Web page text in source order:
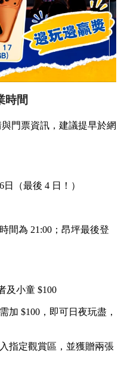
時間
門票資訊，建議提早於網
（最後 4 日！）
間為 21:00；昂坪最後登
及小童 $100
加 $100，即可日夜玩盡，
指定觀賞區，並獲贈兩張